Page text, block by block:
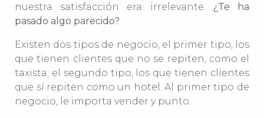
nuestra satisfacción era irrelevante. ¿Te ha
pasado algo parecido?
Existen dos tipos de negocio, el primer tipo, los
que tienen clientes que no se repiten, como el
taxista; el segundo tipo, los que tienen clientes
que sí repiten como un hotel. Al primer tipo de
negocio, le importa vender y punto.